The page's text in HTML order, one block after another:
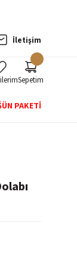
İletişim
Sepetim
PAKETİ